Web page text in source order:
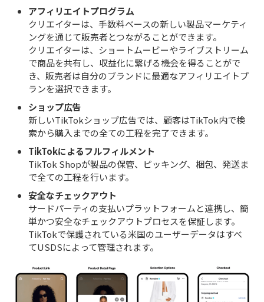
アフィリエイトプログラム
クリエイターは、手数料ベースの新しい製品マーケティ
ングを通じて販売者とつながることができます。
クリエイターは、ショートムービーやライブストリーム
で商品を共有し、収益化に繋げる機会を得ることがで
き、販売者は自分のブランドに最適なアフィリエイトプ
ランを選択できます。
ショップ広告
新しいTikTokショップ広告では、顧客はTikTok内で検
索から購入までの全ての工程を完了できます。
TikTokによるフルフィルメント
TikTok Shopが製品の保管、ピッキング、梱包、発送ま
で全ての工程を行います。
安全なチェックアウト
サードパーティの支払いプラットフォームと連携し、簡
単かつ安全なチェックアウトプロセスを保証します。
TikTokで保護されている米国のユーザーデータはすべ
てUSDSによって管理されます。